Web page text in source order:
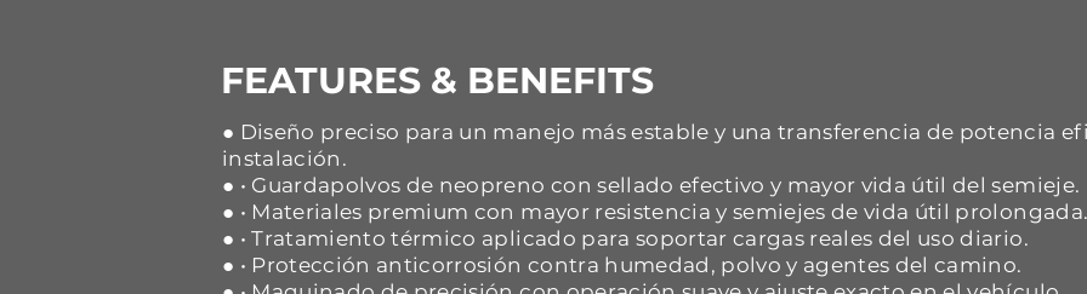
FEATURES & BENEFITS
● Diseño preciso para un manejo más estable y una transferencia de potencia
instalación.
● • Guardapolvos de neopreno con sellado efectivo y mayor vida útil del semieje.
● • Materiales premium con mayor resistencia y semiejes de vida útil prolongada.
● • Tratamiento térmico aplicado para soportar cargas reales del uso diario.
● • Protección anticorrosión contra humedad, polvo y agentes del camino.